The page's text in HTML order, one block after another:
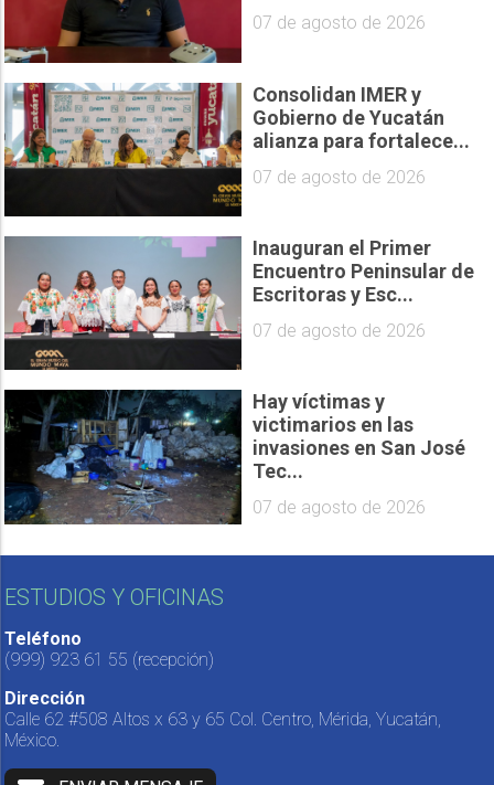
07 de agosto de 2026
Consolidan IMER y
Gobierno de Yucatán
alianza para fortalece...
07 de agosto de 2026
Inauguran el Primer
Encuentro Peninsular de
Escritoras y Esc...
07 de agosto de 2026
Hay víctimas y
victimarios en las
invasiones en San José
Tec...
07 de agosto de 2026
ESTUDIOS Y OFICINAS
Teléfono
(999) 923 61 55 (recepción)
Dirección
Calle 62 #508 Altos x 63 y 65 Col. Centro, Mérida, Yucatán,
México.